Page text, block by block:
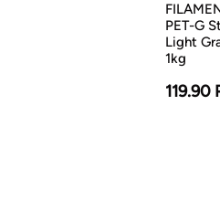
PET-G
Light
1kg
119.90